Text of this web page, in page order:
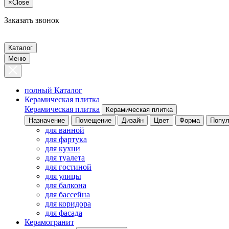
×Close
Заказать звонок
Каталог
Меню
полный Каталог
Керамическая плитка
Керамическая плитка
Керамическая плитка
Назначение
Помещение Дизайн Цвет Форма
для ванной
для фартука
для кухни
для туалета
для гостиной
для улицы
для балкона
для бассейна
для коридора
для фасада
Керамогранит